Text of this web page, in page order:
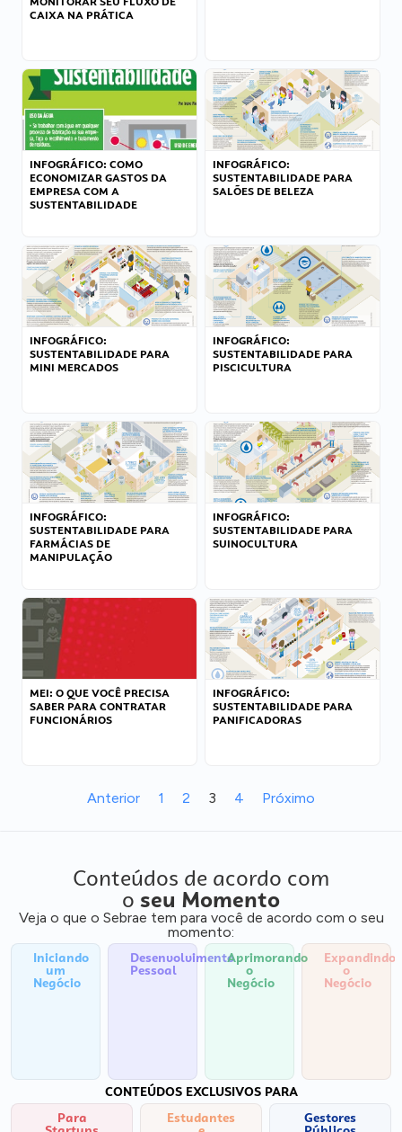
CAIXA NA PRÁTICA
INFOGRÁFICO: COMO
ECONOMIZAR GASTOS DA
EMPRESA COM A
SUSTENTABILIDADE
INFOGRÁFICO:
SUSTENTABILIDADE PARA
SALÕES DE BELEZA
INFOGRÁFICO:
SUSTENTABILIDADE PARA
MINI MERCADOS
INFOGRÁFICO:
SUSTENTABILIDADE PARA
PISCICULTURA
INFOGRÁFICO:
SUSTENTABILIDADE PARA
FARMÁCIAS DE
MANIPULAÇÃO
INFOGRÁFICO:
SUSTENTABILIDADE PARA
SUINOCULTURA
MEI: O QUE VOCÊ PRECISA
SABER PARA CONTRATAR
FUNCIONÁRIOS
INFOGRÁFICO:
SUSTENTABILIDADE PARA
PANIFICADORAS
Anterior 1 2 3 4 Próximo
Conteúdos de acordo com
o seu Momento
Veja o que o Sebrae tem para você de acordo com o seu
momento:
Iniciando
um
Negócio
Desenvolvimento
Pessoal
Aprimorando
o
Negócio
Expandindo
o
Negócio
CONTEÚDOS EXCLUSIVOS PARA
Para
Estudantes Gestores